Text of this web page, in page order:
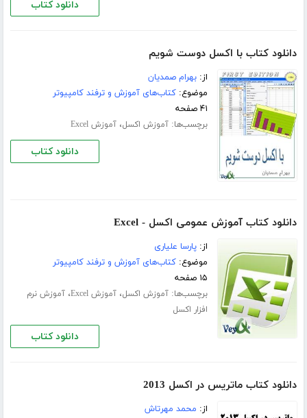
دانلود کتاب
دانلود کتاب با اکسل دوست شویم
از:بهرام صمدیان
موضوع:کتاب‌های آموزش و ترفند کامپیوتر
۴۱ صفحه
برچسب‌ها:آموزش اکسل،آموزش Excel
دانلود کتاب
دانلود کتاب آموزش عمومی اکسل - Excel
از:پارسا علیاری
موضوع:کتاب‌های آموزش و ترفند کامپیوتر
۱۵ صفحه
برچسب‌ها:آموزش اکسل،آموزش Excel ،آموزش نرم
افزار اکسل
دانلود کتاب
دانلود کتاب ماتریس در اکسل 2013
از: محمد مهرتاش